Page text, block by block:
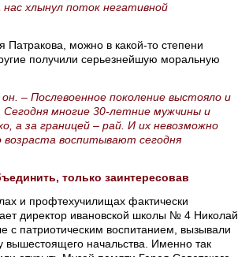
хлынул поток негативной
можно в какой-то степени
получили серьезнейшую моральную
– Послевоенное поколение выстояло и
Сегодня многие 30-летние мужчины и
а за границей – рай. И их невозможно
воспитывают сегодня
только заинтересовав
и профтехучилищах фактически
директор ивановской школы № 4 Николай
с патриотическим воспитанием, вызывали
начальства. Именно так